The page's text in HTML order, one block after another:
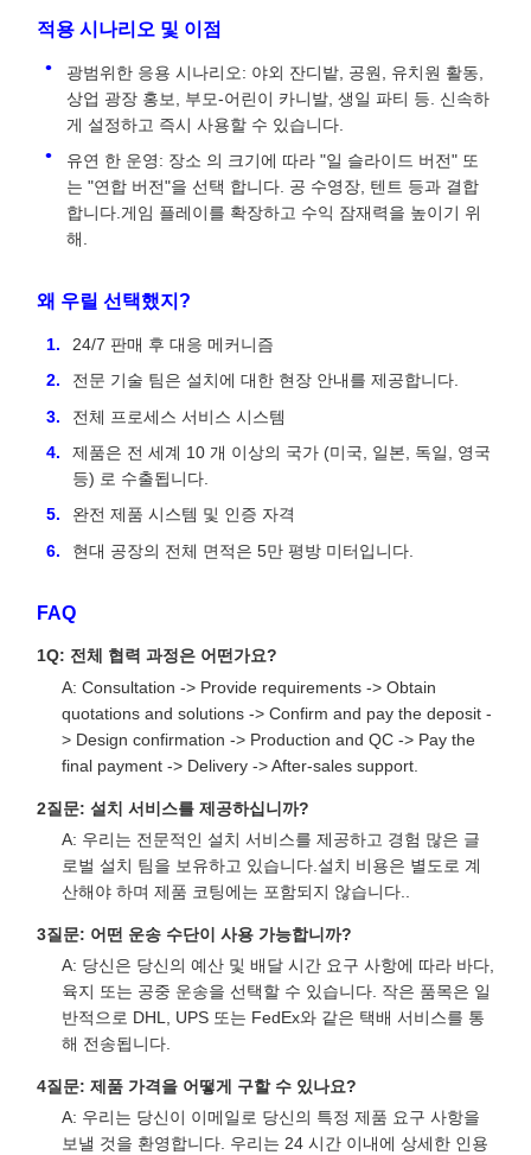
적용 시나리오 및 이점
광범위한 응용 시나리오: 야외 잔디밭, 공원, 유치원 활동,
상업 광장 홍보, 부모-어린이 카니발, 생일 파티 등. 신속하
게 설정하고 즉시 사용할 수 있습니다.
유연 한 운영: 장소 의 크기에 따라 "일 슬라이드 버전" 또
는 "연합 버전"을 선택 합니다. 공 수영장, 텐트 등과 결합
합니다.게임 플레이를 확장하고 수익 잠재력을 높이기 위
해.
왜 우릴 선택했지?
24/7 판매 후 대응 메커니즘
전문 기술 팀은 설치에 대한 현장 안내를 제공합니다.
전체 프로세스 서비스 시스템
제품은 전 세계 10 개 이상의 국가 (미국, 일본, 독일, 영국
등) 로 수출됩니다.
완전 제품 시스템 및 인증 자격
현대 공장의 전체 면적은 5만 평방 미터입니다.
FAQ
1Q: 전체 협력 과정은 어떤가요?
A: Consultation -> Provide requirements -> Obtain
quotations and solutions -> Confirm and pay the deposit -
> Design confirmation -> Production and QC -> Pay the
final payment -> Delivery -> After-sales support.
2질문: 설치 서비스를 제공하십니까?
A: 우리는 전문적인 설치 서비스를 제공하고 경험 많은 글
로벌 설치 팀을 보유하고 있습니다.설치 비용은 별도로 계
산해야 하며 제품 코팅에는 포함되지 않습니다..
3질문: 어떤 운송 수단이 사용 가능합니까?
A: 당신은 당신의 예산 및 배달 시간 요구 사항에 따라 바다,
육지 또는 공중 운송을 선택할 수 있습니다. 작은 품목은 일
반적으로 DHL, UPS 또는 FedEx와 같은 택배 서비스를 통
해 전송됩니다.
4질문: 제품 가격을 어떻게 구할 수 있나요?
A: 우리는 당신이 이메일로 당신의 특정 제품 요구 사항을
보낼 것을 환영합니다. 우리는 24 시간 이내에 상세한 인용